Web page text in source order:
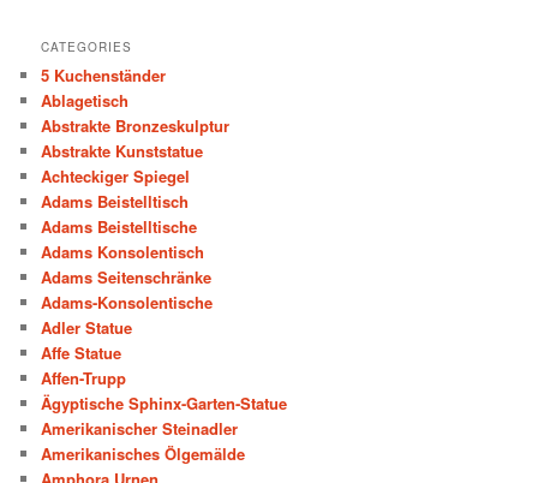
CATEGORIES
5 Kuchenständer
Ablagetisch
Abstrakte Bronzeskulptur
Abstrakte Kunststatue
Achteckiger Spiegel
Adams Beistelltisch
Adams Beistelltische
Adams Konsolentisch
Adams Seitenschränke
Adams-Konsolentische
Adler Statue
Affe Statue
Affen-Trupp
Ägyptische Sphinx-Garten-Statue
Amerikanischer Steinadler
Amerikanisches Ölgemälde